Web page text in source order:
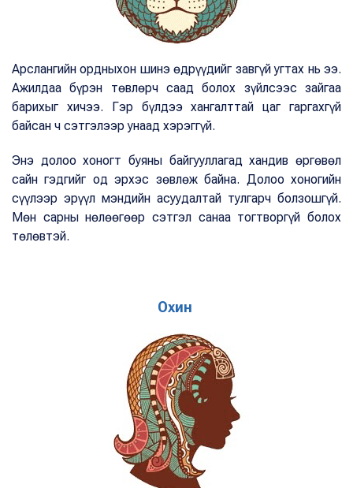
Арслангийн ордныхон шинэ өдрүүдийг завгүй угтах нь ээ.
Ажилдаа бүрэн төвлөрч саад болох зүйлсээс зайгаа
барихыг хичээ. Гэр бүлдээ хангалттай цаг гаргахгүй
байсан ч сэтгэлээр унаад хэрэггүй.
Энэ долоо хоногт буяны байгууллагад хандив өргөвөл
сайн гэдгийг од эрхэс зөвлөж байна. Долоо хоногийн
сүүлээр эрүүл мэндийн асуудалтай тулгарч болзошгүй.
Мөн сарны нөлөөгөөр сэтгэл санаа тогтворгүй болох
төлөвтэй.
Охин